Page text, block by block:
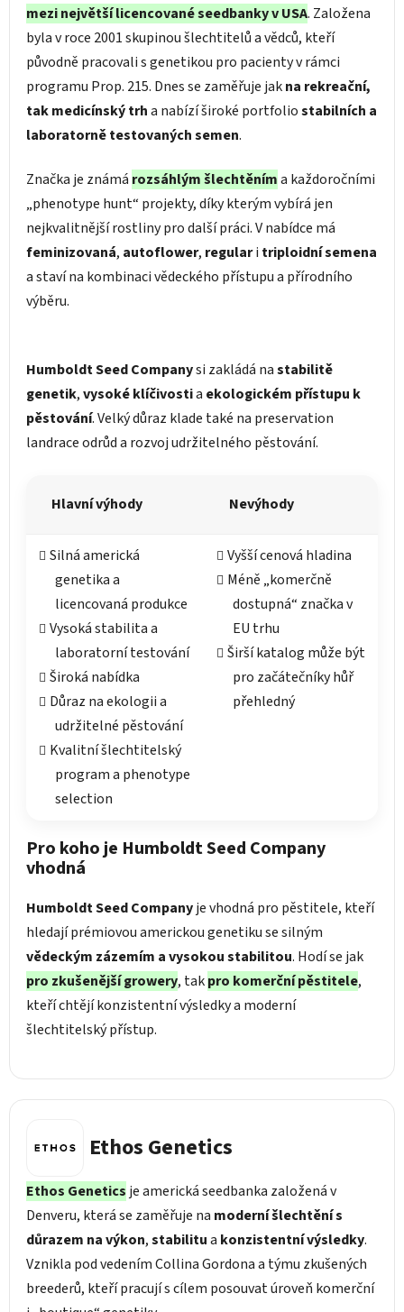
mezi největší licencované seedbanky v USA. Založena
byla v roce 2001 skupinou šlechtitelů a vědců, kteří
původně pracovali s genetikou pro pacienty v rámci
programu Prop. 215. Dnes se zaměřuje jakna rekreační,
tak medicínský trha nabízí široké portfoliostabilních a
laboratorně testovaných semen.
Značka je známá rozsáhlým šlechtěníma každoročními
„phenotype hunt“ projekty, díky kterým vybírá jen
nejkvalitnější rostliny pro další práci. V nabídce má
feminizovaná, autoflower, regulari triploidní semena
a staví na kombinaci vědeckého přístupu a přírodního
výběru.
Humboldt Seed Companysi zakládá nastabilitě
genetik,vysoké klíčivostia ekologickém přístupu k
pěstování. Velký důraz klade také na preservation
landrace odrůd a rozvoj udržitelného pěstování.
Hlavní výhody Nevýhody
Silná americká
genetika a
licencovaná produkce
Vysoká stabilita a
laboratorní testování
Široká nabídka
Důraz na ekologii a
udržitelné pěstování
Kvalitní šlechtitelský
program a phenotype
selection
Vyšší cenová hladina
Méně „komerčně
dostupná“ značka v
EU trhu
Širší katalog může být
pro začátečníky hůř
přehledný
Pro koho je Humboldt Seed Company
vhodná
Humboldt Seed Companyje vhodná pro pěstitele, kteří
hledají prémiovou americkou genetiku se silným
vědeckým zázemím a vysokou stabilitou. Hodí se jak
pro zkušenější growery, takpro komerční pěstitele,
kteří chtějí konzistentní výsledky a moderní
šlechtitelský přístup.
Ethos Genetics
Ethos Genetics je americká seedbanka založená v
Denveru, která se zaměřuje na moderní šlechtění s
důrazem na výkon,stabilitua konzistentní výsledky.
Vznikla pod vedením Collina Gordona a týmu zkušených
breederů, kteří pracují s cílem posouvat úroveň komerční